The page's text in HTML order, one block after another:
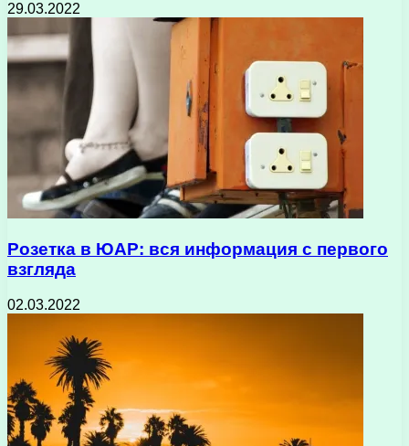
29.03.2022
Розетка в ЮАР: вся информация с первого
взгляда
02.03.2022